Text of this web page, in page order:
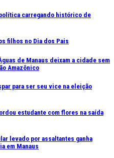
carregando histórico de
filhos no Dia dos Pais
de Manaus deixam a cidade sem
Amazônico
para ser seu vice na eleição
estudante com flores na saída
levado por assaltantes ganha
em Manaus